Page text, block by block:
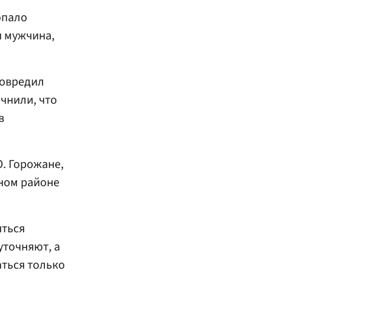
мужчина,
что
Горожане,
районе
а
только